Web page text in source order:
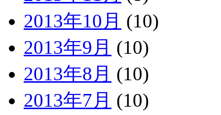
2013年10月 (10)
2013年9月 (10)
2013年8月 (10)
2013年7月 (10)